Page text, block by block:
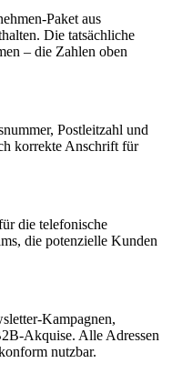
-Paket aus
Die tatsächliche
– die Zahlen oben
Postleitzahl und
korrekte Anschrift für
die telefonische
die potenzielle Kunden
Kampagnen,
Akquise. Alle Adressen
nutzbar.